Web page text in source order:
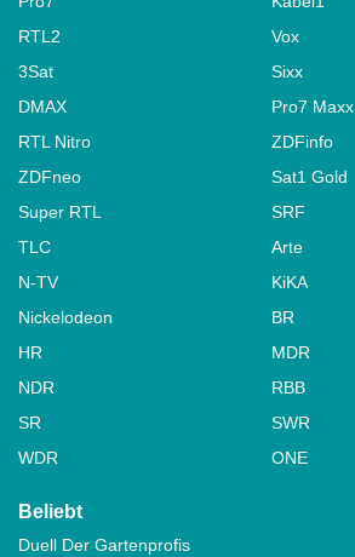
RTL2
Vox
3Sat
Sixx
DMAX
Pro7 Maxx
RTL Nitro
ZDFinfo
ZDFneo
Sat1 Gold
Super RTL
SRF
TLC
Arte
N-TV
KiKA
Nickelodeon
BR
HR
MDR
NDR
RBB
SR
SWR
WDR
ONE
Beliebt
Duell Der Gartenprofis